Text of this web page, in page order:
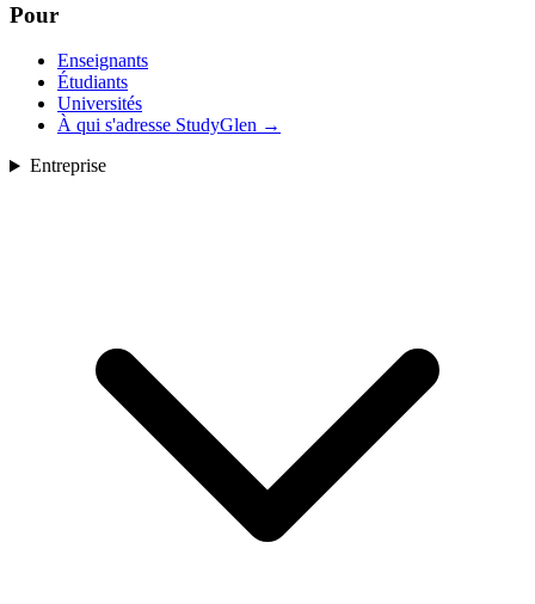
Pour
Enseignants
Étudiants
Universités
À qui s'adresse StudyGlen →
Entreprise